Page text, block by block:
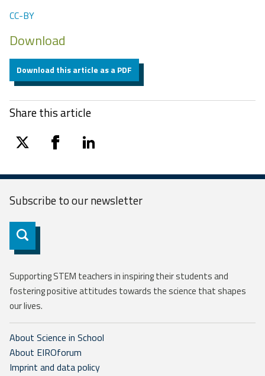
CC-BY
Download
Download this article as a PDF
Share this article
twitter facebooklinkedin
Subscribe to ournewsletter
Subscribe
Supporting STEM teachers in inspiring their students and
fostering positive attitudes towards the science that shapes
our lives.
About Science in School
About EIROforum
Imprint and data policy